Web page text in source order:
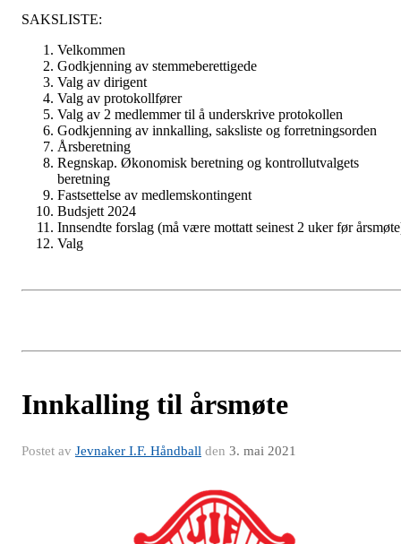
SAKSLISTE:
Velkommen
Godkjenning av stemmeberettigede
Valg av dirigent
Valg av protokollfører
Valg av 2 medlemmer til å underskrive protokollen
Godkjenning av innkalling, saksliste og forretningsorden
Årsberetning
Regnskap. Økonomisk beretning og kontrollutvalgets
beretning
Fastsettelse av medlemskontingent
Budsjett 2024
Innsendte forslag (må være mottatt seinest 2 uker før
Valg
Innkalling til årsmøte
Postet av Jevnaker I.F. Håndball den 3. mai 2021